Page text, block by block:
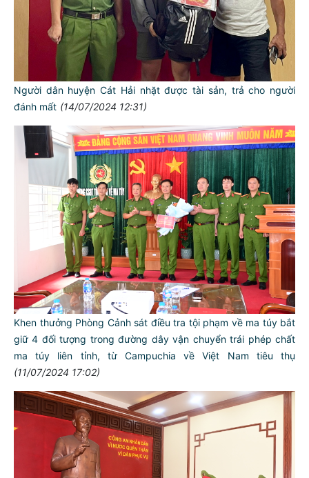
Người dân huyện Cát Hải nhặt được tài sản, trả cho người
đánh mất (14/07/2024 12:31)
Khen thưởng Phòng Cảnh sát điều tra tội phạm về ma túy bắt
giữ 4 đối tượng trong đường dây vận chuyển trái phép chất
ma túy liên tỉnh, từ Campuchia về Việt Nam tiêu thụ
(11/07/2024 17:02)